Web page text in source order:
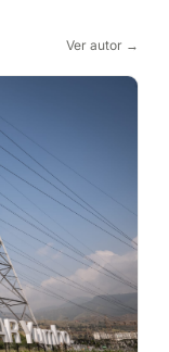
Ver autor →